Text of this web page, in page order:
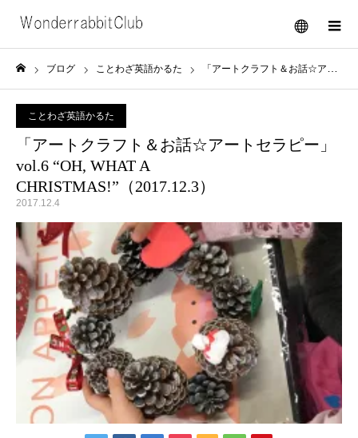
メニュー
ブログ ことわざ英語かるた 「アートクラフト＆お話☆アートセラピー」vol.6 “OH, WHAT A CHRISTMAS!”（2017.12.3）
ことわざ英語かるた
「アートクラフト＆お話☆アートセラピー」
vol.6 “OH, WHAT A
CHRISTMAS!”（2017.12.3）
2017.12.4